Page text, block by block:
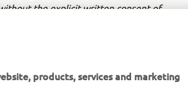
the explicit written consent of
products, services and marketing